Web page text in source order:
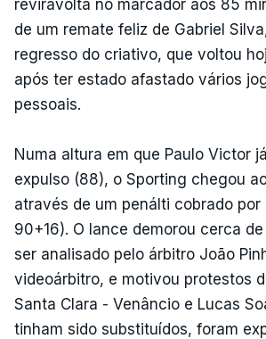
reviravolta no marcador aos 85
de um remate feliz de Gabriel
regresso do criativo, que voltou
após ter estado afastado vários
pessoais.
Numa altura em que Paulo Victor
expulso (88), o Sporting chegou
através de um penálti cobrado por
90+16). O lance demorou cerca
ser analisado pelo árbitro João
videoárbitro, e motivou protestos
Santa Clara - Venâncio e Lucas
tinham sido substituídos, foram